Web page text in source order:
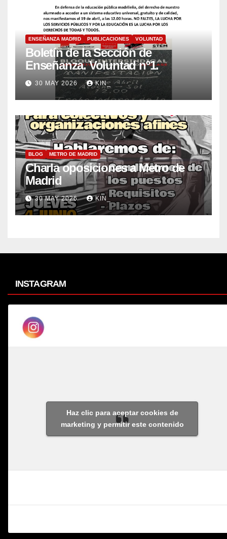
ENSEÑANZA MADRID PUBLICACIONES VOLUNTAD
Boletín de la Sección de
Enseñanza. Voluntad nº1.
30 MAY 2026 KIN_
BLOG METRO DE MADRID
Charla oposiciones a Metro de
Madrid
30 MAY 2026 KIN_
INSTAGRAM
Haz clic para aceptar cookies de
marketing y permitir este contenido